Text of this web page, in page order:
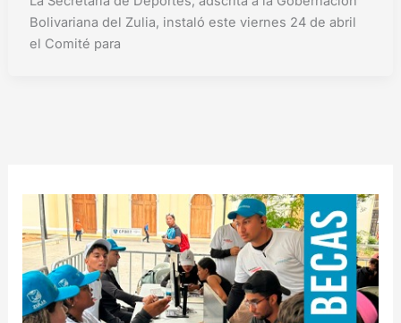
Bolivariana del Zulia, instaló este viernes 24 de abril
el Comité para